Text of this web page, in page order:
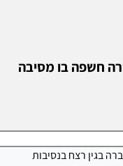
חשפה בו מסיבה